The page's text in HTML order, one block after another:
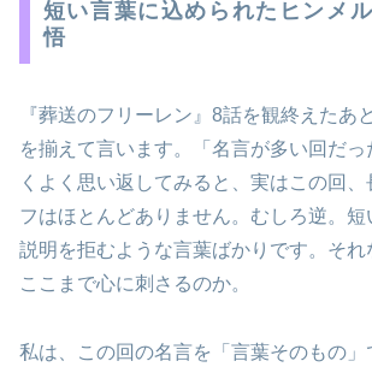
短い言葉に込められたヒンメ
悟
『葬送のフリーレン』8話を観終えたあ
を揃えて言います。「名言が多い回だっ
くよく思い返してみると、実はこの回、
フはほとんどありません。むしろ逆。短
説明を拒むような言葉ばかりです。それ
ここまで心に刺さるのか。
私は、この回の名言を「言葉そのもの